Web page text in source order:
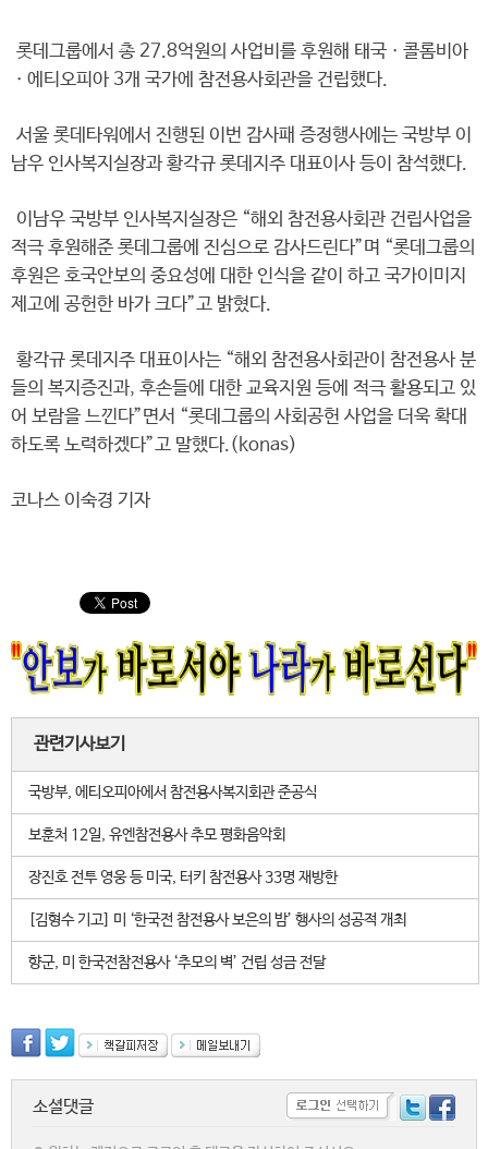
롯데그룹에서 총 27.8억원의 사업비를 후원해 태국ㆍ콜롬비아
ㆍ에티오피아 3개 국가에 참전용사회관을 건립했다.
서울 롯데타워에서 진행된 이번 감사패 증정행사에는 국방부 이
남우 인사복지실장과 황각규 롯데지주 대표이사 등이 참석했다.
이남우 국방부 인사복지실장은 “해외 참전용사회관 건립사업을
적극 후원해준 롯데그룹에 진심으로 감사드린다”며 “롯데그룹의
후원은 호국안보의 중요성에 대한 인식을 같이 하고 국가이미지
제고에 공헌한 바가 크다”고 밝혔다.
황각규 롯데지주 대표이사는 “해외 참전용사회관이 참전용사 분
들의 복지증진과, 후손들에 대한 교육지원 등에 적극 활용되고 있
어 보람을 느낀다”면서 “롯데그룹의 사회공헌 사업을 더욱 확대
하도록 노력하겠다”고 말했다.(konas)
코나스 이숙경 기자
관련기사보기
국방부, 에티오피아에서 참전용사복지회관 준공식
보훈처 12일, 유엔참전용사 추모 평화음악회
장진호 전투 영웅 등 미국, 터키 참전용사 33명 재방한
[김형수 기고] 미 ‘한국전 참전용사 보은의 밤’ 행사의 성공적 개최
향군, 미 한국전참전용사 ‘추모의 벽’ 건립 성금 전달
소셜댓글